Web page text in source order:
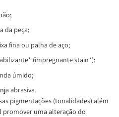
da peça;
fina ou palha de aço;
(impregnante stain*);
úmido;
abrasiva.
pigmentações (tonalidades) além
promover uma alteração do